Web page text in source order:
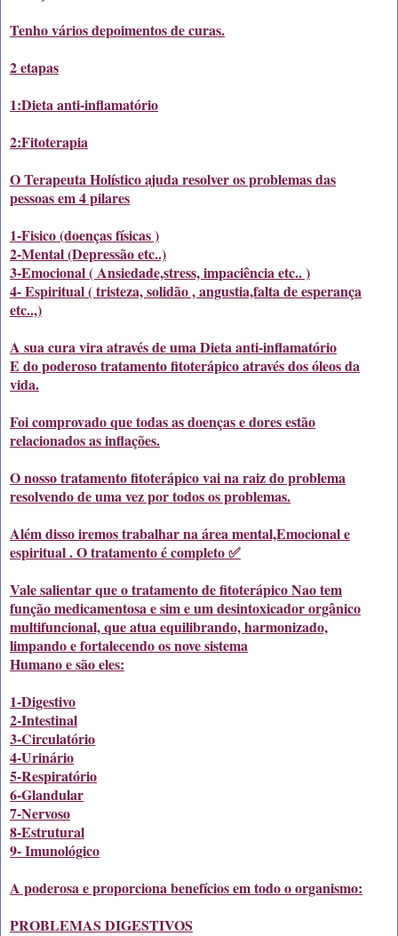
Tenho vários depoimentos de curas.
2 etapas
1:Dieta anti-inflamatório
2:Fitoterapia
O Terapeuta Holístico ajuda resolver os problemas das
pessoas em 4 pilares
1-Fisico (doenças físicas )
2-Mental (Depressão etc..)
3-Emocional ( Ansiedade,stress, impaciência etc.. )
4- Espiritual ( tristeza, solidão , angustia,falta de esperança
etc..,)
A sua cura vira através de uma Dieta anti-inflamatório
E do poderoso tratamento fitoterápico através dos óleos da
vida.
Foi comprovado que todas as doenças e dores estão
relacionados as inflações.
O nosso tratamento fitoterápico vai na raiz do problema
resolvendo de uma vez por todos os problemas.
Além disso iremos trabalhar na área mental,Emocional e
espiritual . O tratamento é completo ✅
Vale salientar que o tratamento de fitoterápico Nao tem
função medicamentosa e sim e um desintoxicador orgânico
multifuncional, que atua equilibrando, harmonizado,
limpando e fortalecendo os nove sistema
Humano e são eles:
1-Digestivo
2-Intestinal
3-Circulatório
4-Urinário
5-Respiratório
6-Glandular
7-Nervoso
8-Estrutural
9- Imunológico
A poderosa e proporciona benefícios em todo o organismo:
PROBLEMAS DIGESTIVOS